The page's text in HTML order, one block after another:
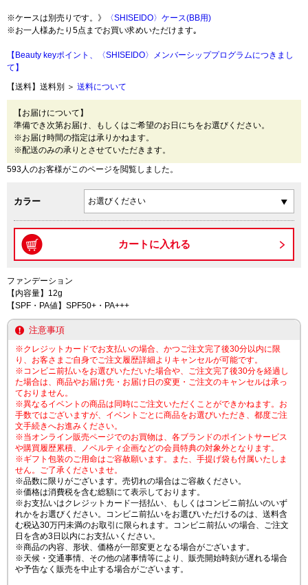
※ケースは別売りです。》
〈SHISEIDO〉ケース(BB用)
※お一人様あたり5点までお買い求めいただけます｡
【Beauty keyポイント、〈SHISEIDO〉メンバーシッププログラムにつきまし
て】
【送料】送料別 ＞ 送料について
【お届けについて】
準備でき次第お届け、もしくはご希望のお日にちをお選びください。
※お届け時間の指定は承りかねます。
※配送のみの承りとさせていただきます。
593人のお客様がこのページを閲覧しました。
カラー
ファンデーション
【内容量】12g
【SPF・PA値】SPF50+・PA+++
注意事項
※クレジットカードでお支払いの場合、かつご注文完了後30分以内に限
り、お客さまご自身でご注文履歴詳細よりキャンセルが可能です。
※コンビニ前払いをお選びいただいた場合や、ご注文完了後30分を経過し
た場合は、商品やお届け先・お届け日の変更・ご注文のキャンセルは承っ
ておりません。
※異なるイベントの商品は同時にご注文いただくことができかねます。お
手数ではございますが、イベントごとに商品をお選びいただき、都度ご注
文手続きへお進みください。
※当オンライン販売ページでのお買物は、各ブランドのポイントサービス
や購買履歴累積、ノベルティ企画などの会員特典の対象外となります。
※ギフト包装のご用命はご容赦願います。また、手提げ袋も付属いたしま
せん。ご了承くださいませ。
※品数に限りがございます。売切れの場合はご容赦ください。
※価格は消費税を含む総額にて表示しております。
※お支払いはクレジットカード一括払い、もしくはコンビニ前払いのいず
れかをお選びください。コンビニ前払いをお選びいただけるのは、送料含
む税込30万円未満のお取引に限られます。コンビニ前払いの場合、ご注文
日を含め3日以内にお支払いください。
※商品の内容、形状、価格が一部変更となる場合がございます。
※天候・交通事情、その他の諸事情等により、販売開始時刻が遅れる場合
や予告なく販売を中止する場合がございます。